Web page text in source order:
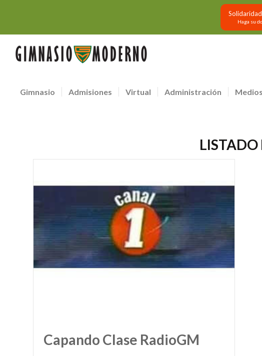
Haga su
Gimnasio Admisiones Virtual Administración Medios
LISTADO
Capando Clase RadioGM